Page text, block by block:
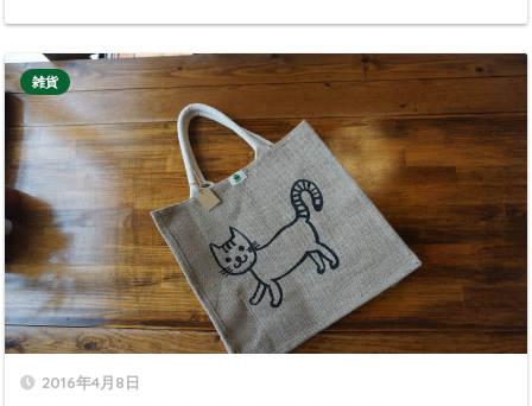
2016年4月8日
雑貨